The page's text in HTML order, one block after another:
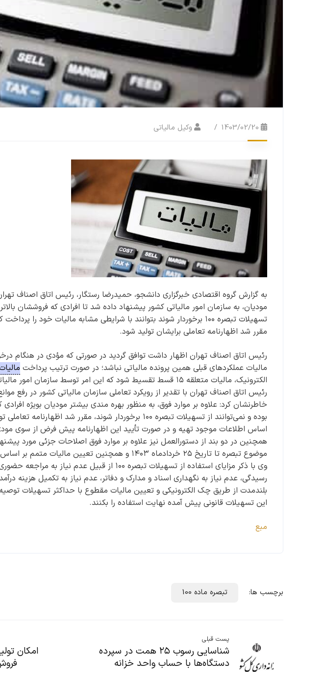
1403/02/20 وکیل مالیاتی
به گزارش گروه اقتصادی خبرگزاری دانشجو، حمیدرضا رستگار، رئیس اتاق اصناف
تسهیلات تبصره ۱۰۰ برخوردار شوند بتوانند با شرایطی مشابه مالیات خود را
مقرر شد اظهارنامه تعاملی برایشان تولید شود.
رئیس اتاق اصناف تهران اظهار داشت توافق گردید در صورتی که مؤدی در هنگام
مالیات عملکرد‌های قبلی همین پرونده مالیاتی نباشد؛ در صورت ترتیب پرداخت
الکترونیک، مالیات متعلقه ۱۵ قسط تقسیط شود که این امر توسط سازمان امور مالیاتی پذیرفته شد.
رئیس اتاق اصناف تهران با تقدیر از رویکرد تعاملی سازمان مالیاتی کشور در رفع
بوده و نمی‌توانند از تسهیلات تبصره ۱۰۰ برخوردار شوند، مقرر
همچنین در دو بند از دستورالعمل نیز علاوه بر موارد فوق اصلاحات جزئی مورد
موضوع تبصره تا تاریخ ۲۵ خردادماه ۱۴۰۳ و همچنین تعیین مالیات متمم بر اساس قوانین و مقررات نیز درج شد.
وی با ذکر مزایای استفاده از تسهیلات تبصره ۱۰۰ از
رسیدگی، عدم نیاز به نگهداری اسناد و مدارک و دفاتر، عدم نیاز به تکمیل هزینه
بلندمدت از طریق چک الکترونیکی و تعیین مالیات مقطوع با حداکثر تسهیلات
این تسهیلات قانونی پیش آمده نهایت استفاده را بکنند.
مبع
برچسب ها: تبصره ماده 100
پست قبلی
شناسایی رسوب ۲۵ همت در سپرده
دستگاه‌ها با حساب واحد خزانه
امکان